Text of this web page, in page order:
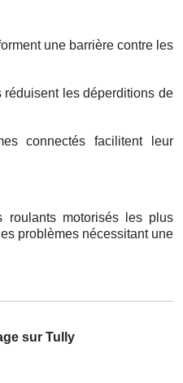
une barrière contre les
réduisent les déperditions de
connectés facilitent leur
roulants motorisés les plus
problèmes nécessitant une
sur Tully